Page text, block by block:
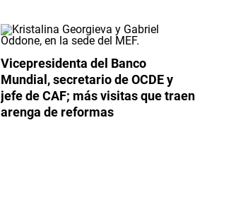
Vicepresidenta del Banco
Mundial, secretario de OCDE y
jefe de CAF; más visitas que traen
arenga de reformas